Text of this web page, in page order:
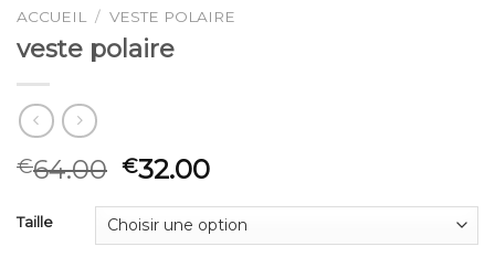
ACCUEIL / VESTE POLAIRE
veste polaire
€64.00 €32.00
Taille